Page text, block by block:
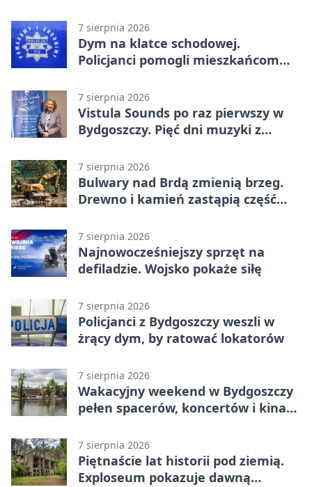
Bydgoszczanie wywieźli punkt z
Wronek
7 sierpnia 2026
Dym na klatce schodowej.
Policjanci pomogli mieszkańcom
7 sierpnia 2026
Vistula Sounds po raz pierwszy w
Bydgoszczy. Pięć dni muzyki z
7 sierpnia 2026
Bulwary nad Brdą zmienią brzeg.
Drewno i kamień zastąpią część
7 sierpnia 2026
Najnowocześniejszy sprzęt na
defiladzie. Wojsko pokaże siłę
7 sierpnia 2026
Policjanci z Bydgoszczy weszli w
żrący dym, by ratować lokatorów
7 sierpnia 2026
Wakacyjny weekend w Bydgoszczy
pełen spacerów, koncertów i kina
7 sierpnia 2026
Piętnaście lat historii pod ziemią.
Exploseum pokazuje dawną